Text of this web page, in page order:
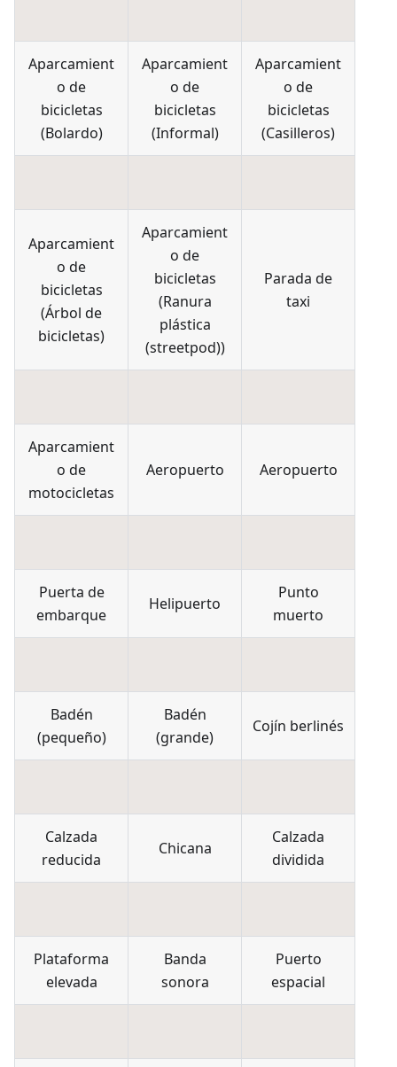
Aparcamient
o de
bicicletas
(Bolardo)
Aparcamient
o de
bicicletas
(Informal)
Aparcamient
o de
bicicletas
(Casilleros)
Aparcamient
o de
bicicletas
(Árbol de
bicicletas)
Aparcamient
o de
bicicletas
(Ranura
plástica
(streetpod))
Parada de
taxi
Aparcamient
o de
motocicletas
Aeropuerto Aeropuerto
Puerta de
embarque
Helipuerto
Punto
muerto
Badén
(pequeño)
Badén
(grande)
Cojín berlinés
Calzada
reducida
Chicana
Calzada
dividida
Plataforma
elevada
Banda
sonora
Puerto
espacial